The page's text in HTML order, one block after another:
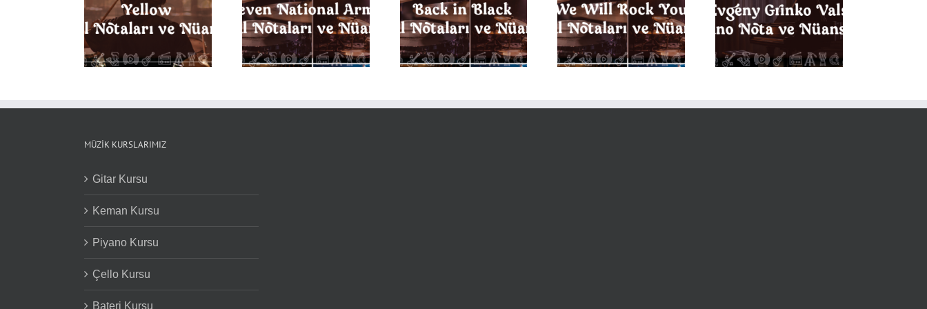
Seven Nation Army
Davul Notaları ve
Nüansları
Back in Black Davul
Notaları ve Nüansları
We Will Rock You Davul
Notaları ve Nüansları
Evgeny Grinko Vals
Piyano Notaları ve
Nüansları
MÜZIK KURSLARIMIZ
Gitar Kursu
Keman Kursu
Piyano Kursu
Çello Kursu
Bateri Kursu